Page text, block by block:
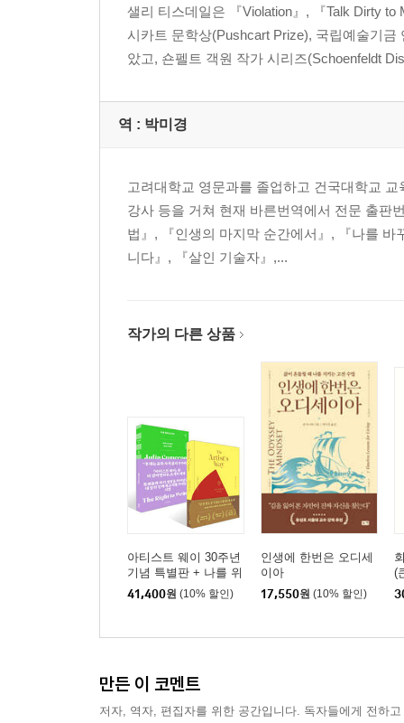
샐리 티스데일은 『Violation』, 『Talk Dirty
시카트 문학상(Pushcart Prize), 국립예술기금
았고, 숀펠트 객원 작가 시리즈(Schoenfeldt
역 : 박미경
고려대학교 영문과를 졸업하고 건국대학교
강사 등을 거쳐 현재 바른번역에서 전문 출판
법』, 『인생의 마지막 순간에서』, 『나를
니다』, 『살인 기술자』,...
작가의 다른 상품
아티스트 웨이 30주년
기념 특별판 + 나를 위
해 쓸 권리 세트
41,400원 (10% 할인)
인생에 한번은 오디세
이아
17,550원 (10% 할인)
(
만든 이 코멘트
저자, 역자, 편집자를 위한 공간입니다. 독자들에게 전하